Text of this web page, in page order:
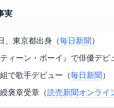
実
、東京都出身（毎日新聞 ）
ィーン・ボーイ』で俳優デビ
で歌手デビュー（毎日新聞 ）
褒章受章（読売新聞オンライ